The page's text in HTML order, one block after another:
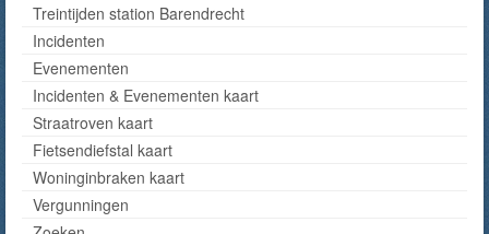
Treintijden station Barendrecht
Incidenten
Evenementen
Incidenten & Evenementen kaart
Straatroven kaart
Fietsendiefstal kaart
Woninginbraken kaart
Vergunningen